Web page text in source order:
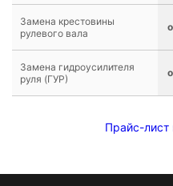
Замена крестовины
рулевого вала
Замена гидроусилителя
руля (ГУР)
Прайс-лист